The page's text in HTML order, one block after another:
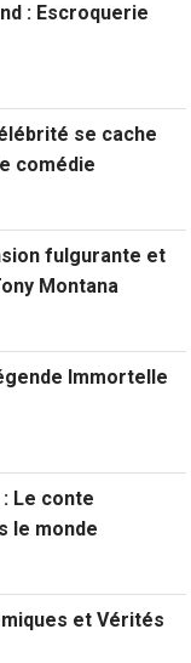
: Escroquerie
se cache
comédie
fulgurante et
Montana
Immortelle
Le conte
le monde
et Vérités